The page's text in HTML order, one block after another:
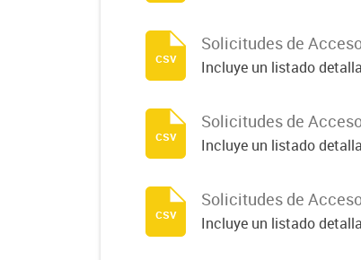
Solicitudes de
Incluye un listado
csv
Solicitudes de
Incluye un listado
csv
Solicitudes de
Incluye un listado
csv